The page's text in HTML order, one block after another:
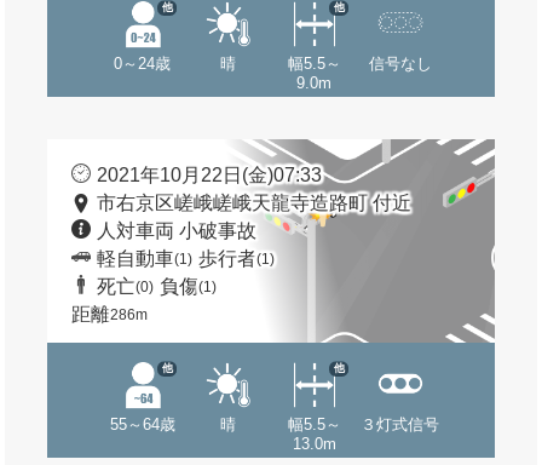
0～24歳
他
晴
幅5.5～
9.0m
他
信号なし
2021年10月22日(金)07:33
市右京区嵯峨嵯峨天龍寺造路町 付近
人対車両 小破事故
軽自動車(1) 歩行者(1)
死亡(0) 負傷(1)
距離286m
55～64歳
他
晴
幅5.5～
13.0m
他
３灯式信号